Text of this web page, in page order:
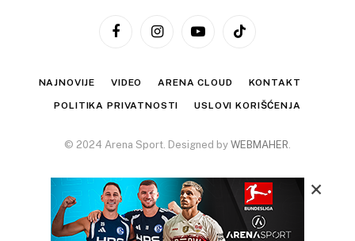
FacebookInstagramYouTubeTikTok
NAJNOVIJE VIDEO ARENA CLOUD KONTAKT
POLITIKA PRIVATNOSTI USLOVI KORIŠĆENJA
© 2024 Arena Sport. Designed by WEBMAHER.
×